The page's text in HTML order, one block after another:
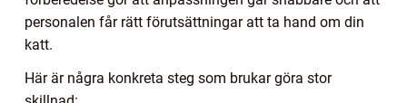
personalen får rätt förutsättningar att ta hand om din
katt.
Här är några konkreta steg som brukar göra stor